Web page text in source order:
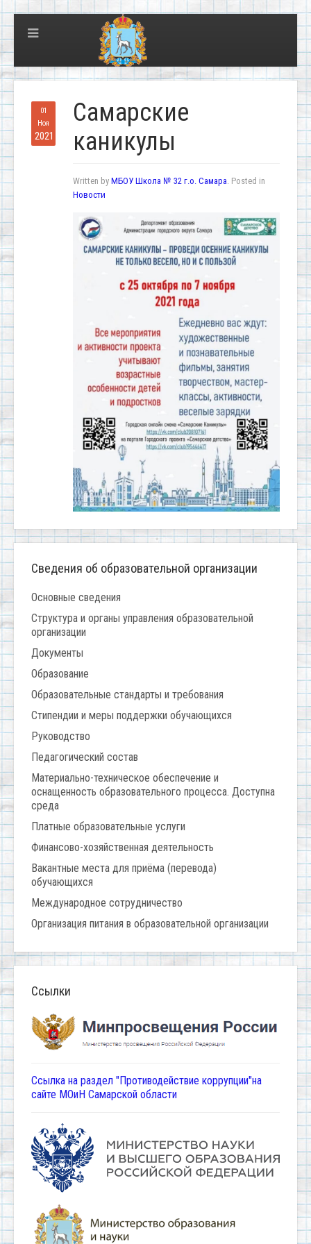
01
Ноя
2021
Самарские
каникулы
Written by МБОУ Школа № 32 г.о. Самара. Posted in
Новости
Сведения об образовательной организации
Основные сведения
Структура и органы управления образовательной
организации
Документы
Образование
Образовательные стандарты и требования
Стипендии и меры поддержки обучающихся
Руководство
Педагогический состав
Материально-техническое обеспечение и
оснащенность образовательного процесса. Доступна
среда
Платные образовательные услуги
Финансово-хозяйственная деятельность
Вакантные места для приёма (перевода)
обучающихся
Международное сотрудничество
Организация питания в образовательной организации
Ссылки
Ссылка на раздел "Противодействие коррупции"на
сайте МОиН Самарской области